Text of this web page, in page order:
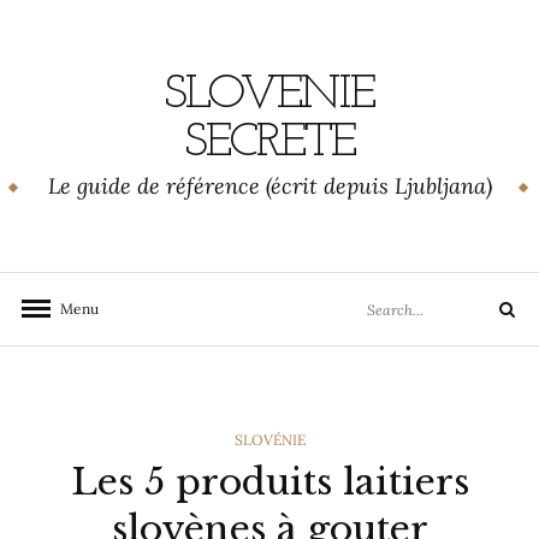
SLOVENIE
SECRETE
Le guide de référence (écrit depuis Ljubljana)
Menu
for:
Search
CATEGORIES
SLOVÉNIE
Les 5 produits laitiers
slovènes à gouter